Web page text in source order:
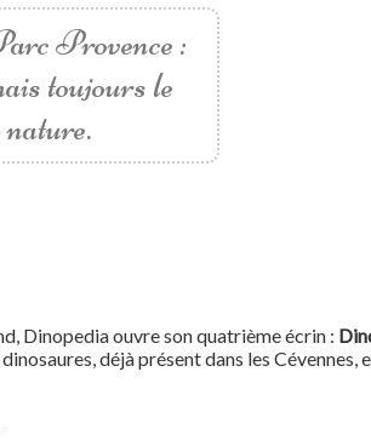
Provence :
toujours le
nature.
Dinopedia ouvre son quatrième écrin :
déjà présent dans les Cévennes,